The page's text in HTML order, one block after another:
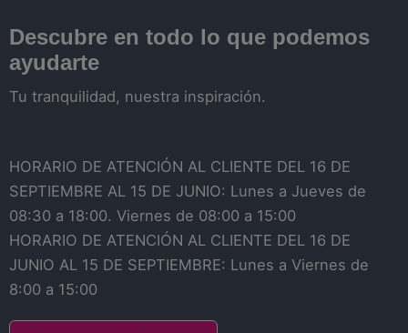
Descubre en todo lo que podemos
ayudarte
Tu tranquilidad, nuestra inspiración.
HORARIO DE ATENCIÓN AL CLIENTE DEL 16 DE
SEPTIEMBRE AL 15 DE JUNIO: Lunes a Jueves de
08:30 a 18:00. Viernes de 08:00 a 15:00
HORARIO DE ATENCIÓN AL CLIENTE DEL 16 DE
JUNIO AL 15 DE SEPTIEMBRE: Lunes a Viernes de
8:00 a 15:00